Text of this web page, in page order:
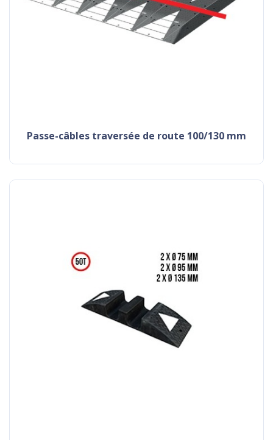
passe-câbles traversée de route 100/130 mm